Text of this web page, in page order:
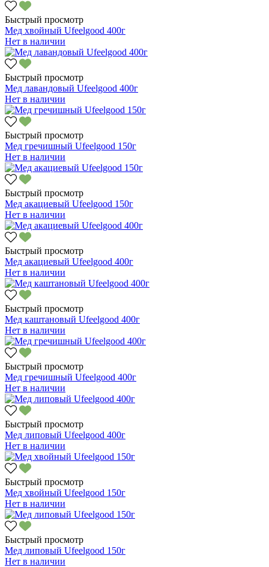
Быстрый просмотр
Мед хвойный Ufeelgood 400г
Нет в наличии
Быстрый просмотр
Мед лавандовый Ufeelgood 400г
Нет в наличии
Быстрый просмотр
Мед гречишный Ufeelgood 150г
Нет в наличии
Быстрый просмотр
Мед акациевый Ufeelgood 150г
Нет в наличии
Быстрый просмотр
Мед акациевый Ufeelgood 400г
Нет в наличии
Быстрый просмотр
Мед каштановый Ufeelgood 400г
Нет в наличии
Быстрый просмотр
Мед гречишный Ufeelgood 400г
Нет в наличии
Быстрый просмотр
Мед липовый Ufeelgood 400г
Нет в наличии
Быстрый просмотр
Мед хвойный Ufeelgood 150г
Нет в наличии
Быстрый просмотр
Мед липовый Ufeelgood 150г
Нет в наличии